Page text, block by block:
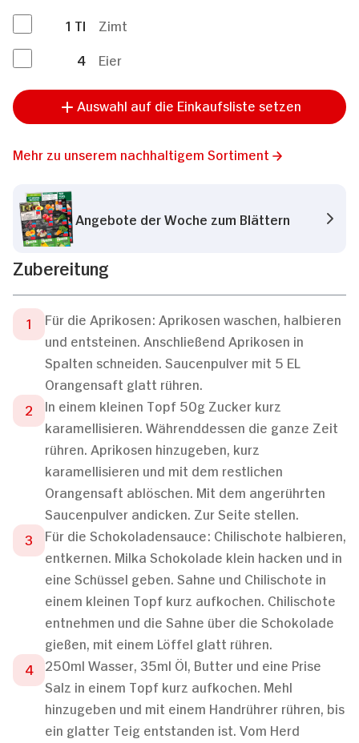
1 Tl
Zimt
4
Eier
Auswahl auf die Einkaufsliste setzen
Mehr zu unserem nachhaltigem Sortiment
Angebote der Woche zum Blättern
Zubereitung
Für die Aprikosen: Aprikosen waschen, halbieren
und entsteinen. Anschließend Aprikosen in
Spalten schneiden. Saucenpulver mit 5 EL
Orangensaft glatt rühren.
In einem kleinen Topf 50g Zucker kurz
karamellisieren. Währenddessen die ganze Zeit
rühren. Aprikosen hinzugeben, kurz
karamellisieren und mit dem restlichen
Orangensaft ablöschen. Mit dem angerührten
Saucenpulver andicken. Zur Seite stellen.
Für die Schokoladensauce: Chilischote halbieren,
entkernen. Milka Schokolade klein hacken und in
eine Schüssel geben. Sahne und Chilischote in
einem kleinen Topf kurz aufkochen. Chilischote
entnehmen und die Sahne über die Schokolade
gießen, mit einem Löffel glatt rühren.
250ml Wasser, 35ml Öl, Butter und eine Prise
Salz in einem Topf kurz aufkochen. Mehl
hinzugeben und mit einem Handrührer rühren, bis
ein glatter Teig entstanden ist. Vom Herd